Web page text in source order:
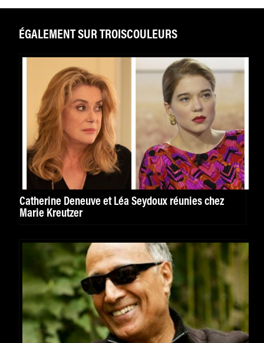
ÉGALEMENT SUR TROISCOULEURS
Catherine Deneuve et Léa Seydoux réunies chez
Marie Kreutzer